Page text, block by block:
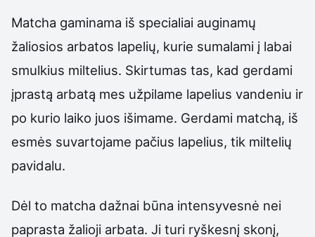
Matcha gaminama iš specialiai auginamų
žaliosios arbatos lapelių, kurie sumalami į labai
smulkius miltelius. Skirtumas tas, kad gerdami
įprastą arbatą mes užpilame lapelius vandeniu ir
po kurio laiko juos išimame. Gerdami matchą, iš
esmės suvartojame pačius lapelius, tik miltelių
pavidalu.
Dėl to matcha dažnai būna intensyvesnė nei
paprasta žalioji arbata. Ji turi ryškesnį skonį,